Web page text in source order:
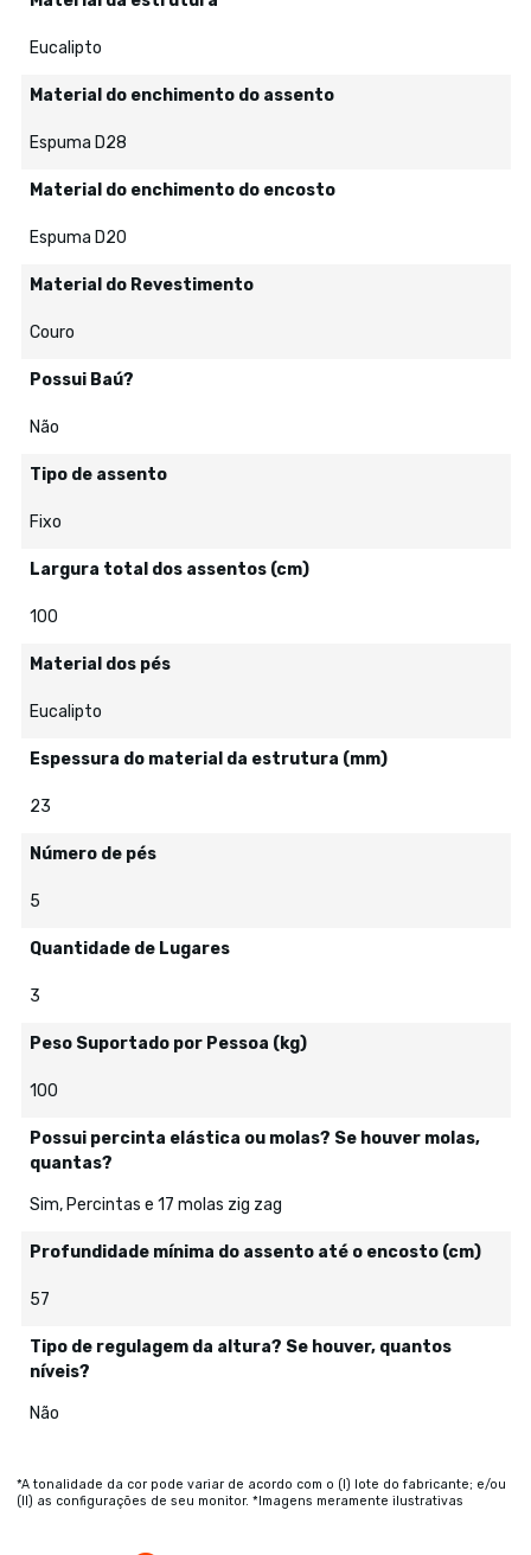
Eucalipto
Material do enchimento do assento
Espuma D28
Material do enchimento do encosto
Espuma D20
Material do Revestimento
Couro
Possui Baú?
Não
Tipo de assento
Fixo
Largura total dos assentos (cm)
100
Material dos pés
Eucalipto
Espessura do material da estrutura (mm)
23
Número de pés
5
Quantidade de Lugares
3
Peso Suportado por Pessoa (kg)
100
Possui percinta elástica ou molas? Se houver molas,
quantas?
Sim, Percintas e 17 molas zig zag
Profundidade mínima do assento até o encosto (cm)
57
Tipo de regulagem da altura? Se houver, quantos
níveis?
Não
*A tonalidade da cor pode variar de acordo com o (I) lote do fabricante; e/ou
(II) as configurações de seu monitor. *Imagens meramente ilustrativas